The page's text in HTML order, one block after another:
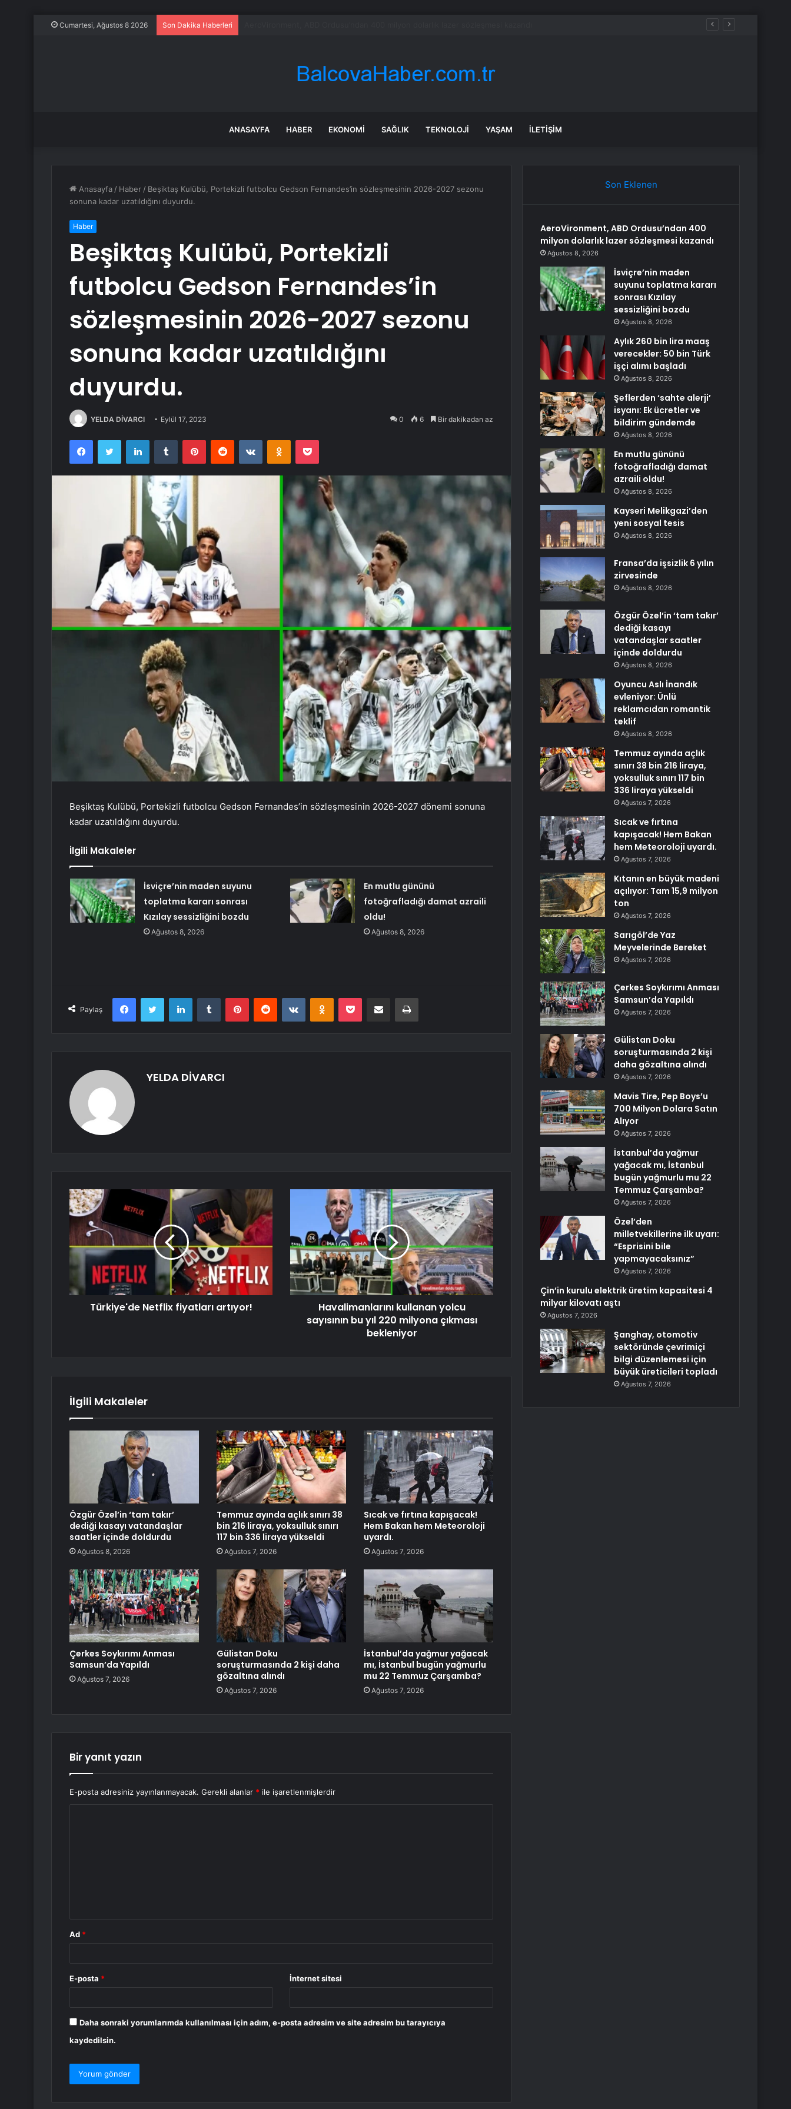
Cumartesi, Ağustos 8 2026 Son Dakika Haberleri
ANASAYFA HABER EKONOMI SAĞLIK TEKNOLOJI YAŞAM İLETIŞIM
Anasayfa / Haber / Beşiktaş Kulübü, Portekizli futbolcu Gedson Fernandes’in sözleşmesinin 2026-2027 sezonu
sonuna kadar uzatıldığını duyurdu.
Haber
Beşiktaş Kulübü, Portekizli
futbolcu Gedson Fernandes’in
sözleşmesinin 2026-2027 sezonu
sonuna kadar uzatıldığını
duyurdu.
YELDA DİVARCI Eylül 17, 2023 0 6 Bir dakikadan az
FacebookTwitter LinkedInTumblr PinterestReddit VKontakteOdnoklassniki
Pocket
Beşiktaş Kulübü, Portekizli futbolcu Gedson Fernandes’in sözleşmesinin 2026-2027 dönemi sonuna
kadar uzatıldığını duyurdu.
İlgili Makaleler
İsviçre’nin maden suyunu
toplatma kararı sonrası
Kızılay sessizliğini bozdu
Ağustos 8, 2026
En mutlu gününü
fotoğrafladığı damat azraili
oldu!
Ağustos 8, 2026
Paylaş
FacebookTwitter LinkedInTumblr PinterestReddit VKontakteOdnoklassniki
Pocket E-Posta ile paylaş Yazdır
YELDA DİVARCI
Türkiye'de Netflix fiyatları artıyor!
Havalimanlarını kullanan yolcu
sayısının bu yıl 220 milyona çıkması
bekleniyor
İlgili Makaleler
Özgür Özel’in ‘tam takır’
dediği kasayı vatandaşlar
saatler içinde doldurdu
Ağustos 8, 2026
Temmuz ayında açlık sınırı 38
bin 216 liraya, yoksulluk sınırı
117 bin 336 liraya yükseldi
Ağustos 7, 2026
Sıcak ve fırtına kapışacak!
Hem Bakan hem Meteoroloji
uyardı.
Ağustos 7, 2026
Çerkes Soykırımı Anması
Samsun’da Yapıldı
Ağustos 7, 2026
Gülistan Doku
soruşturmasında 2 kişi daha
gözaltına alındı
Ağustos 7, 2026
İstanbul’da yağmur yağacak
mı, İstanbul bugün yağmurlu
mu 22 Temmuz Çarşamba?
Ağustos 7, 2026
Bir yanıt yazın
E-posta adresiniz yayınlanmayacak. Gerekli alanlar * ile işaretlenmişlerdir
Ad *
E-posta * İnternet sitesi
Daha sonraki yorumlarımda kullanılması için adım, e-posta adresim ve site adresim bu tarayıcıya
kaydedilsin.
Son Eklenen
AeroVironment, ABD Ordusu’ndan 400
milyon dolarlık lazer sözleşmesi kazandı
Ağustos 8, 2026
İsviçre’nin maden
suyunu toplatma kararı
sonrası Kızılay
sessizliğini bozdu
Ağustos 8, 2026
Aylık 260 bin lira maaş
verecekler: 50 bin Türk
işçi alımı başladı
Ağustos 8, 2026
Şeflerden ‘sahte alerji’
isyanı: Ek ücretler ve
bildirim gündemde
Ağustos 8, 2026
En mutlu gününü
fotoğrafladığı damat
azraili oldu!
Ağustos 8, 2026
Kayseri Melikgazi’den
yeni sosyal tesis
Ağustos 8, 2026
Fransa’da işsizlik 6 yılın
zirvesinde
Ağustos 8, 2026
Özgür Özel’in ‘tam takır’
dediği kasayı
vatandaşlar saatler
içinde doldurdu
Ağustos 8, 2026
Oyuncu Aslı İnandık
evleniyor: Ünlü
reklamcıdan romantik
teklif
Ağustos 8, 2026
Temmuz ayında açlık
sınırı 38 bin 216 liraya,
yoksulluk sınırı 117 bin
336 liraya yükseldi
Ağustos 7, 2026
Sıcak ve fırtına
kapışacak! Hem Bakan
hem Meteoroloji uyardı.
Ağustos 7, 2026
Kıtanın en büyük madeni
açılıyor: Tam 15,9 milyon
ton
Ağustos 7, 2026
Sarıgöl’de Yaz
Meyvelerinde Bereket
Ağustos 7, 2026
Çerkes Soykırımı Anması
Samsun’da Yapıldı
Ağustos 7, 2026
Gülistan Doku
soruşturmasında 2 kişi
daha gözaltına alındı
Ağustos 7, 2026
Mavis Tire, Pep Boys’u
700 Milyon Dolara Satın
Alıyor
Ağustos 7, 2026
İstanbul’da yağmur
yağacak mı, İstanbul
bugün yağmurlu mu 22
Temmuz Çarşamba?
Ağustos 7, 2026
Özel’den
milletvekillerine ilk uyarı:
“Esprisini bile
yapmayacaksınız”
Ağustos 7, 2026
Çin’in kurulu elektrik üretim kapasitesi 4
milyar kilovatı aştı
Ağustos 7, 2026
Şanghay, otomotiv
sektöründe çevrimiçi
bilgi düzenlemesi için
büyük üreticileri topladı
Ağustos 7, 2026